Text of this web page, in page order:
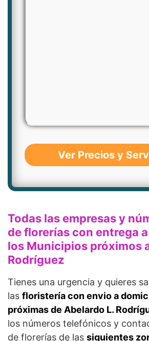
Ver Precios y
Todas las empresas y
de florerías con entrega
los Municipios próximos
Rodríguez
Tienes una urgencia y quieres
las floristería con envio a
próximas de Abelardo L.
los números telefónicos y
de florerías de las siguientes